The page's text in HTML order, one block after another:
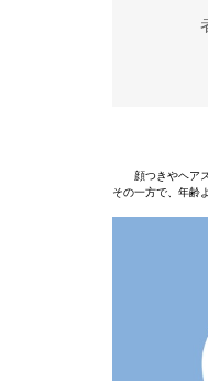
顔つきやヘア
その一方で、年齢